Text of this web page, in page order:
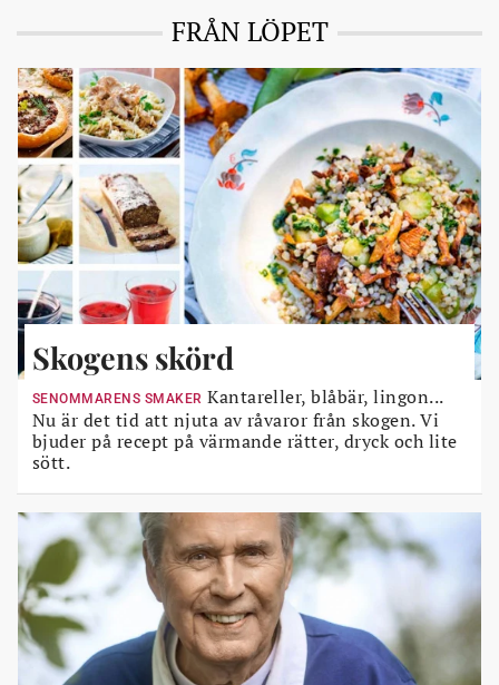
FRÅN LÖPET
Skogens skörd
SENOMMARENS SMAKER Kantareller, blåbär, lingon...
Nu är det tid att njuta av råvaror från skogen. Vi
bjuder på recept på värmande rätter, dryck och lite
sött.